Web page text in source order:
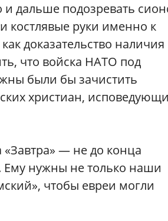
дальше подозревать
костлявые руки именно к
доказательство наличия
что войска НАТО под
были бы зачистить
христиан,
«Завтра» — не до конца
Ему нужны не только наши
чтобы евреи могли